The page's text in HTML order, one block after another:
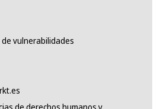
vulnerabilidades